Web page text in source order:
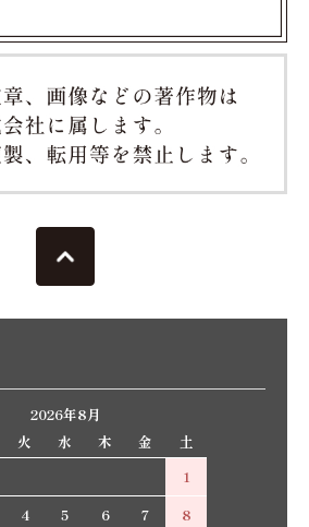
2026年8月
火 水 木 金
土
1
4 5 6 7
8